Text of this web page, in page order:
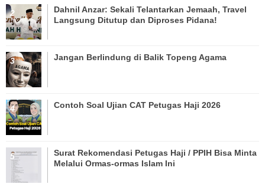
Dahnil Anzar: Sekali Telantarkan Jemaah, Travel
Langsung Ditutup dan Diproses Pidana!
Jangan Berlindung di Balik Topeng Agama
Contoh Soal Ujian CAT Petugas Haji 2026
Surat Rekomendasi Petugas Haji / PPIH Bisa Minta
Melalui Ormas-ormas Islam Ini